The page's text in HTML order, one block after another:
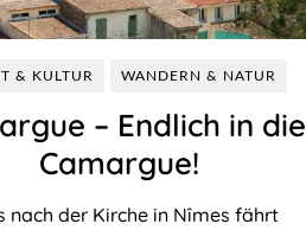
& KULTUR WANDERN & NATUR
‒ Endlich in die
Camargue!
nach der Kirche in Nîmes fährt